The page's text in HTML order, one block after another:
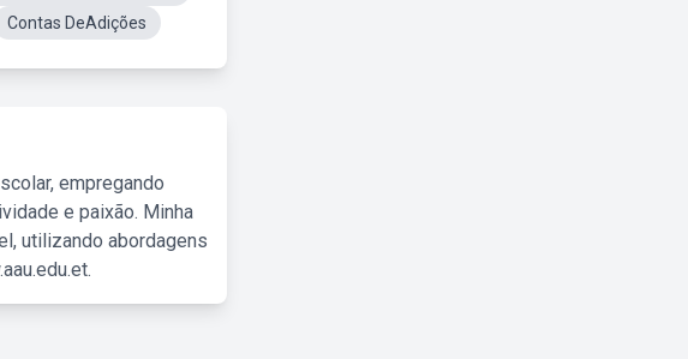
Contas DeAdições
empregando
e paixão. Minha
utilizando abordagens